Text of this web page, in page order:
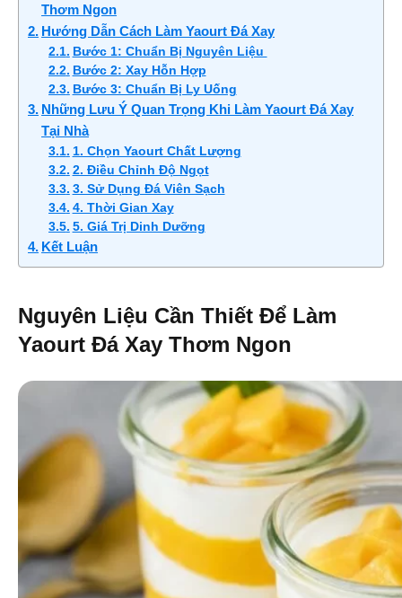
Thơm Ngon
Hướng Dẫn Cách Làm Yaourt Đá Xay
Bước 1: Chuẩn Bị Nguyên Liệu
Bước 2: Xay Hỗn Hợp
Bước 3: Chuẩn Bị Ly Uống
Những Lưu Ý Quan Trọng Khi Làm Yaourt Đá Xay
Tại Nhà
1. Chọn Yaourt Chất Lượng
2. Điều Chỉnh Độ Ngọt
3. Sử Dụng Đá Viên Sạch
4. Thời Gian Xay
5. Giá Trị Dinh Dưỡng
Kết Luận
Nguyên Liệu Cần Thiết Để Làm
Yaourt Đá Xay Thơm Ngon